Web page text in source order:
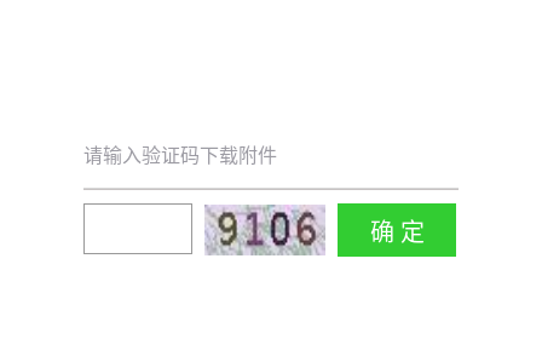
请输入验证码下载附件